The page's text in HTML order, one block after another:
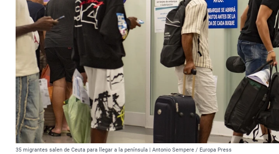
35 migrantes salen de Ceuta para llegar a la península | Antonio Sempere / Europa Press